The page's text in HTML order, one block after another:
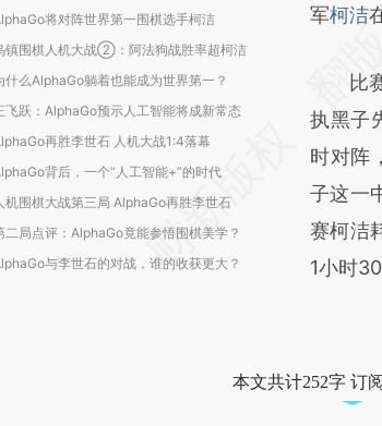
将对阵世界第一围棋选手柯洁
镇围棋人机大战②：阿法狗战胜率超柯洁
什么AlphaGo躺着也能成为世界第一？
飞跃：AlphaGo预示人工智能将成新常态
再胜李世石 人机大战1:4落幕
背后，一个“人工智能+”的时代
机围棋大战第三局 AlphaGo再胜李世石
二局点评：AlphaGo竟能参悟围棋美学？
与李世石的对战，谁的收获更大？
AI
成，可
新观点
对和校
军柯洁
比赛
执黑子
时对阵
子这一
赛柯洁
1小时
本文共计252字 订